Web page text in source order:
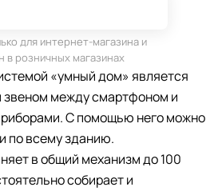
для интернет-магазина и
в розничных магазинах
«умный дом» является
между смартфоном и
С помощью него можно
по всему зданию.
в общий механизм до 100
собирает и